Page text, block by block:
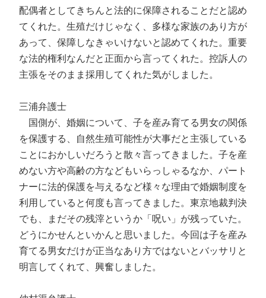
配偶者としてきちんと法的に保障されることだと認め
てくれた。生殖だけじゃなく、多様な家族のあり方が
あって、保障しなきゃいけないと認めてくれた。重要
な法的権利なんだと正面から言ってくれた。控訴人の
主張をそのまま採用してくれた気がしました。
三浦弁護士
国側が、婚姻について、子を産み育てる男女の関係
を保護する、自然生殖可能性が大事だと主張している
ことにおかしいだろうと散々言ってきました。子を産
めない方や高齢の方などもいらっしゃるなか、パート
ナーに法的保護を与えるなど様々な理由で婚姻制度を
利用していると何度も言ってきました。東京地裁判決
でも、まだその残滓というか「呪い」が残っていた。
どうにかせんといかんと思いました。今回は子を産み
育てる男女だけが正当なあり方ではないとバッサリと
明言してくれて、興奮しました。